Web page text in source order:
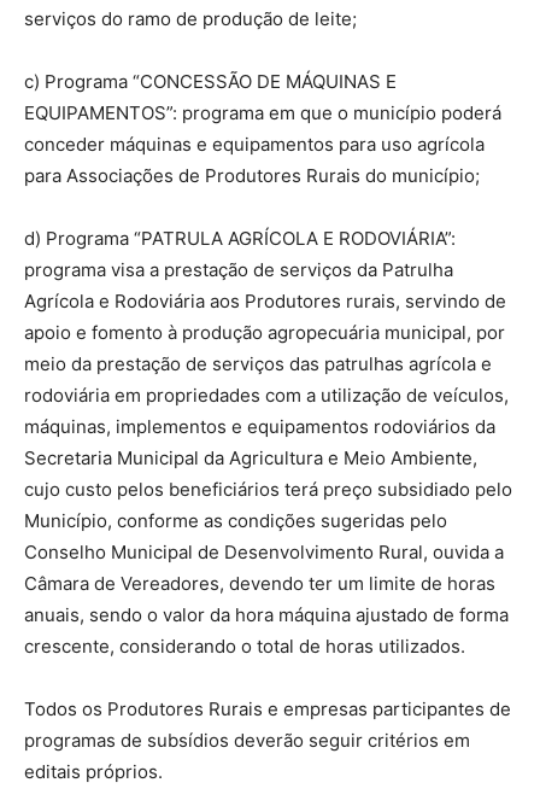
serviços do ramo de produção de leite;
c) Programa “CONCESSÃO DE MÁQUINAS E
EQUIPAMENTOS”: programa em que o município poderá
conceder máquinas e equipamentos para uso agrícola
para Associações de Produtores Rurais do município;
d) Programa “PATRULA AGRÍCOLA E RODOVIÁRIA”:
programa visa a prestação de serviços da Patrulha
Agrícola e Rodoviária aos Produtores rurais, servindo de
apoio e fomento à produção agropecuária municipal, por
meio da prestação de serviços das patrulhas agrícola e
rodoviária em propriedades com a utilização de veículos,
máquinas, implementos e equipamentos rodoviários da
Secretaria Municipal da Agricultura e Meio Ambiente,
cujo custo pelos beneficiários terá preço subsidiado pelo
Município, conforme as condições sugeridas pelo
Conselho Municipal de Desenvolvimento Rural, ouvida a
Câmara de Vereadores, devendo ter um limite de horas
anuais, sendo o valor da hora máquina ajustado de forma
crescente, considerando o total de horas utilizados.
Todos os Produtores Rurais e empresas participantes de
programas de subsídios deverão seguir critérios em
editais próprios.